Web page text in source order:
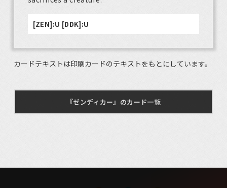
[ZEN]:U [DDK]:U
カードテキストは印刷カードのテキストをもとにしています。
『ゼンディカー』のカード一覧